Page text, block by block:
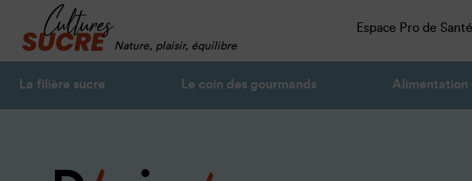
Nature, plaisir, équilibre
Espace Pro de Santé
La filière sucre Le coin des gourmands Alimentation